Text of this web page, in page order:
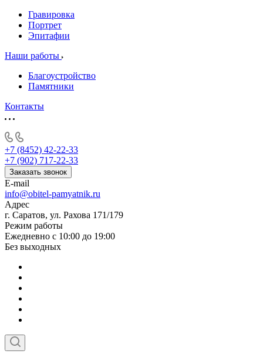
Гравировка
Портрет
Эпитафии
Наши работы
Благоустройство
Памятники
Контакты
+7 (8452) 42-22-33
+7 (902) 717-22-33
Заказать звонок
E-mail
info@obitel-pamyatnik.ru
Адрес
г. Саратов, ул. Рахова 171/179
Режим работы
Ежедневно с 10:00 до 19:00
Без выходных